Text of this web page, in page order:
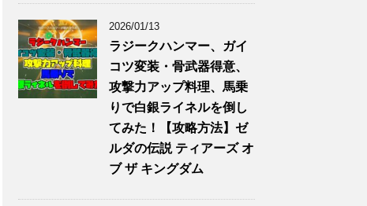
2026/01/13
ラジークハンマー、ガイ
コツ変装・骨武器得意、
攻撃力アップ料理、馬乗
りで白銀ライネルを倒し
てみた！【攻略方法】ゼ
ルダの伝説 ティアーズ オ
ブ ザ キングダム